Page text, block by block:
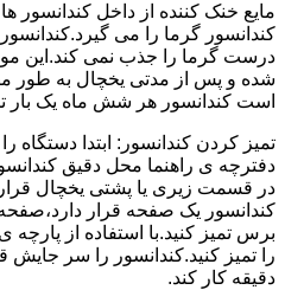
مایع خنک کننده از داخل کندانسور
کندانسور گرما را می
درست گرما را جذب نمی کند.این
شده و پس از مدتی یخچال به طور
است کندانسور هر شش ماه یک بار
تمیز کردن کندانسور: ابتدا دستگاه
دفترچه ی راهنما محل دقیق کندانسور
در قسمت زیری یا پشتی یخچال
کندانسور یک صفحه قرار دارد،صفحه
برس تمیز کنید.با استفاده از
دقیقه کار کند.